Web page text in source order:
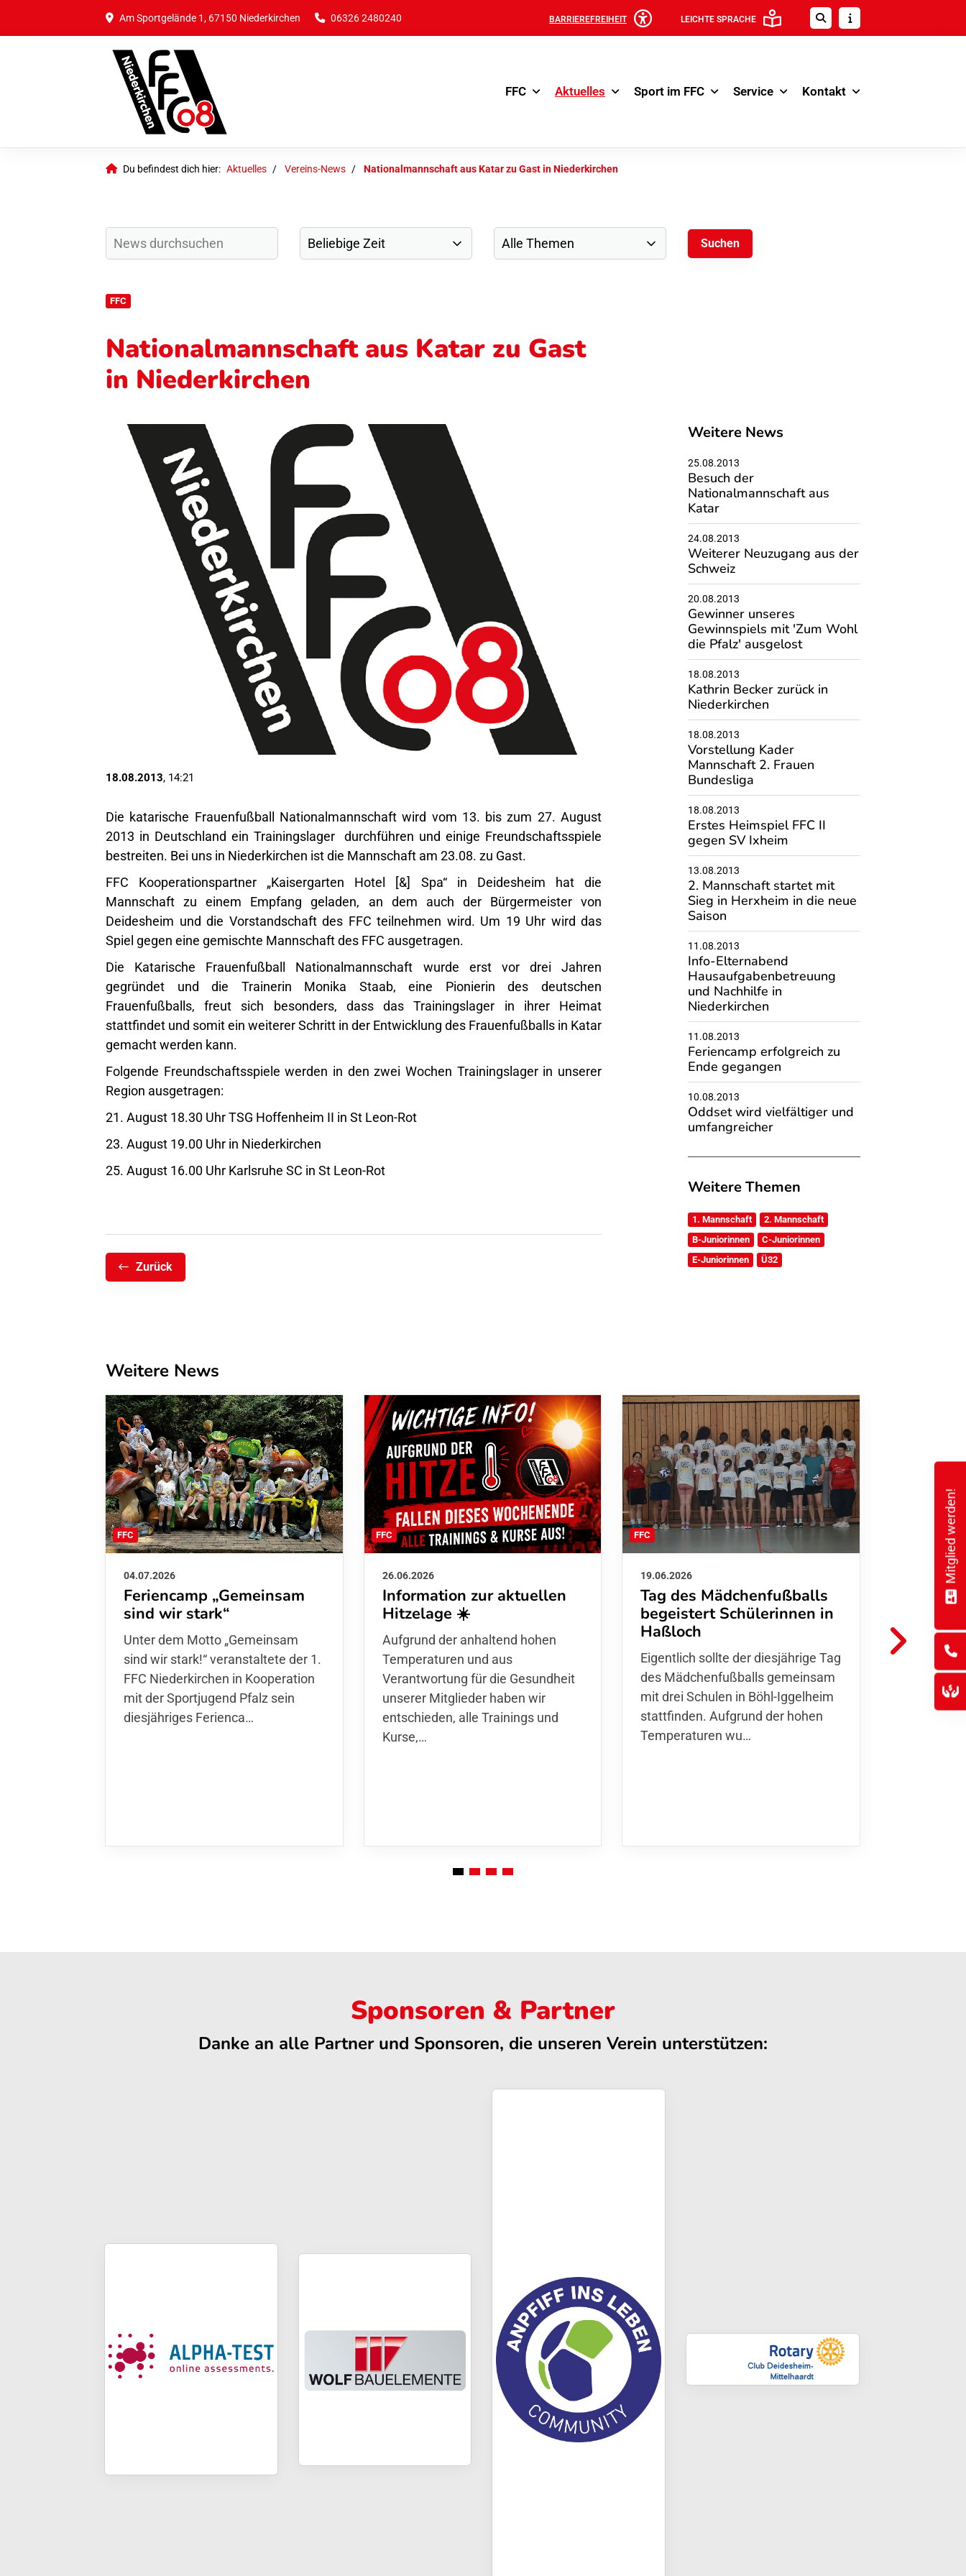
Am Sportgelände 1, 67150 Niederkirchen 06326 2480240 BARRIEREFREIHEIT LEICHTE SPRACHE
FFC Aktuelles Sport im FFC Service Kontakt
Du befindest dich hier: Aktuelles Vereins-News Nationalmannschaft aus Katar zu Gast in Niederkirchen
FFC
Nationalmannschaft aus Katar zu Gast
in Niederkirchen
18.08.2013, 14:21
Die katarische Frauenfußball Nationalmannschaft wird vom 13. bis zum 27. August
2013 in Deutschland ein Trainingslager durchführen und einige Freundschaftsspiele
bestreiten. Bei uns in Niederkirchen ist die Mannschaft am 23.08. zu Gast.
FFC Kooperationspartner „Kaisergarten Hotel [&] Spa“ in Deidesheim hat die
Mannschaft zu einem Empfang geladen, an dem auch der Bürgermeister von
Deidesheim und die Vorstandschaft des FFC teilnehmen wird. Um 19 Uhr wird das
Spiel gegen eine gemischte Mannschaft des FFC ausgetragen.
Die Katarische Frauenfußball Nationalmannschaft wurde erst vor drei Jahren
gegründet und die Trainerin Monika Staab, eine Pionierin des deutschen
Frauenfußballs, freut sich besonders, dass das Trainingslager in ihrer Heimat
stattfindet und somit ein weiterer Schritt in der Entwicklung des Frauenfußballs in Katar
gemacht werden kann.
Folgende Freundschaftsspiele werden in den zwei Wochen Trainingslager in unserer
Region ausgetragen:
21. August 18.30 Uhr TSG Hoffenheim II in St Leon-Rot
23. August 19.00 Uhr in Niederkirchen
25. August 16.00 Uhr Karlsruhe SC in St Leon-Rot
Zurück
Weitere News
25.08.2013
Besuch der
Nationalmannschaft aus
Katar
24.08.2013
Weiterer Neuzugang aus der
Schweiz
20.08.2013
Gewinner unseres
Gewinnspiels mit 'Zum Wohl
die Pfalz' ausgelost
18.08.2013
Kathrin Becker zurück in
Niederkirchen
18.08.2013
Vorstellung Kader
Mannschaft 2. Frauen
Bundesliga
18.08.2013
Erstes Heimspiel FFC II
gegen SV Ixheim
13.08.2013
2. Mannschaft startet mit
Sieg in Herxheim in die neue
Saison
11.08.2013
Info-Elternabend
Hausaufgabenbetreuung
und Nachhilfe in
Niederkirchen
11.08.2013
Feriencamp erfolgreich zu
Ende gegangen
10.08.2013
Oddset wird vielfältiger und
umfangreicher
Weitere Themen
1. Mannschaft
2. Mannschaft
B-Juniorinnen
C-Juniorinnen
E-Juniorinnen
Ü32
Weitere News
FFC
04.07.2026
Feriencamp „Gemeinsam
sind wir stark“
Unter dem Motto „Gemeinsam sind
wir stark!“ veranstaltete der 1. FFC
Niederkirchen in Kooperation mit
der Sportjugend Pfalz sein
diesjähriges Ferienca…
FFC
26.06.2026
Information zur aktuellen
Hitzelage ☀️
Aufgrund der anhaltend hohen
Temperaturen und aus
Verantwortung für die Gesundheit
unserer Mitglieder haben wir
entschieden, alle Trainings und
Kurse,…
FFC
19.06.2026
Tag des Mädchenfußballs
begeistert Schülerinnen in
Haßloch
Eigentlich sollte der diesjährige Tag
des Mädchenfußballs gemeinsam
mit drei Schulen in Böhl-Iggelheim
stattfinden. Aufgrund der hohen
Temperaturen wu…
01.06.2026
Danke
Hoffmann
Thomas
den
Sponsoren & Partner
Danke an alle Partner und Sponsoren, die unseren Verein unterstützen:
Mitglied werden!